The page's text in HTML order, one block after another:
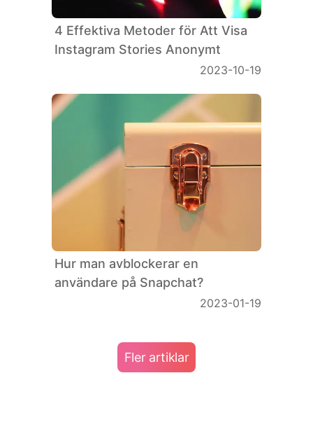
4 Effektiva Metoder för Att Visa
Instagram Stories Anonymt
2023-10-19
Hur man avblockerar en
användare på Snapchat?
2023-01-19
Fler artiklar